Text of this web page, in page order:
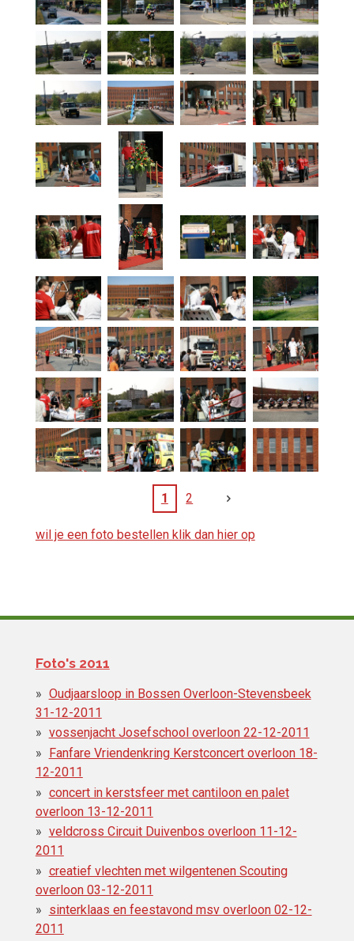
1 2
wil je een foto bestellen klik dan hier op
Foto's 2011
Oudjaarsloop in Bossen Overloon-Stevensbeek
31-12-2011
vossenjacht Josefschool overloon 22-12-2011
Fanfare Vriendenkring Kerstconcert overloon 18-
12-2011
concert in kerstsfeer met cantiloon en palet
overloon 13-12-2011
veldcross Circuit Duivenbos overloon 11-12-
2011
creatief vlechten met wilgentenen Scouting
overloon 03-12-2011
sinterklaas en feestavond msv overloon 02-12-
2011